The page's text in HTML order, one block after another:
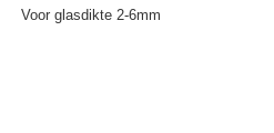
Voor glasdikte 2-6mm